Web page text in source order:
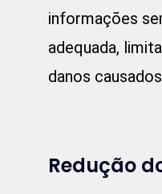
informações
adequada,
danos
Redução